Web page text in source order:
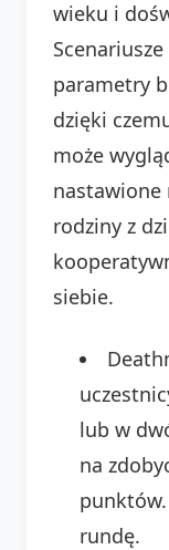
wieku i
parametry
dzięki
może
nastawione
rodziny z
siebie.
lub w
na
rundę.